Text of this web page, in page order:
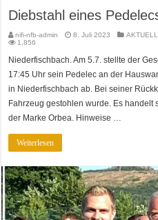
Diebstahl eines
nifi-nfb-admin 8. Juli 2023
1,856
Niederfischbach. Am 5.7. stellte der
17:45 Uhr sein Pedelec an der
in Niederfischbach ab. Bei seiner
Fahrzeug gestohlen wurde. Es
der Marke Orbea. Hinweise …
Weiterlesen